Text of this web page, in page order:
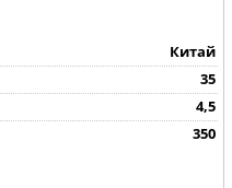
Китай
35
4,5
350